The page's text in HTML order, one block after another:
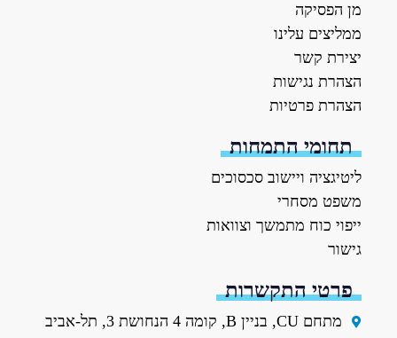
מן הפסיקה
ממליצים עלינו
יצירת קשר
הצהרת נגישות
הצהרת פרטיות
תחומי התמחות
ליטיגציה ויישוב סכסוכים
משפט מסחרי
ייפוי כוח מתמשך וצוואות
גישור
פרטי התקשרות
מתחם CU, בניין B, קומה 4 הנחושת 3, תל-אביב